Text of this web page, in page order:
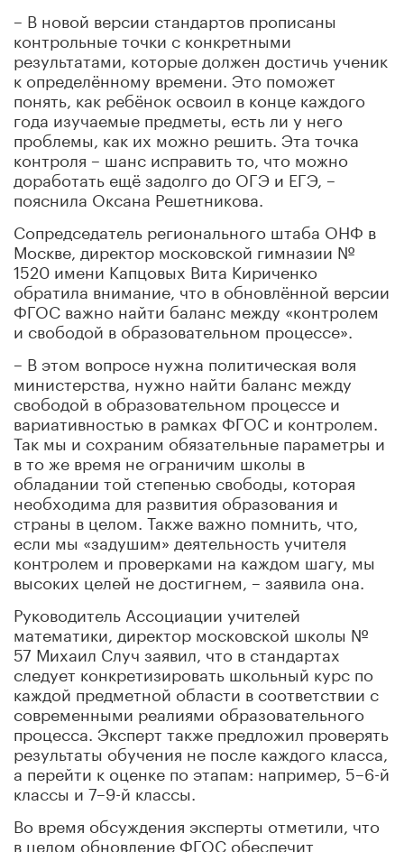
– В новой версии стандартов прописаны
контрольные точки с конкретными
результатами, которые должен достичь ученик
к определённому времени. Это поможет
понять, как ребёнок освоил в конце каждого
года изучаемые предметы, есть ли у него
проблемы, как их можно решить. Эта точка
контроля – шанс исправить то, что можно
доработать ещё задолго до ОГЭ и ЕГЭ, –
пояснила Оксана Решетникова.
Сопредседатель регионального штаба ОНФ в
Москве, директор московской гимназии №
1520 имени Капцовых Вита Кириченко
обратила внимание, что в обновлённой версии
ФГОС важно найти баланс между «контролем
и свободой в образовательном процессе».
– В этом вопросе нужна политическая воля
министерства, нужно найти баланс между
свободой в образовательном процессе и
вариативностью в рамках ФГОС и контролем.
Так мы и сохраним обязательные параметры и
в то же время не ограничим школы в
обладании той степенью свободы, которая
необходима для развития образования и
страны в целом. Также важно помнить, что,
если мы «задушим» деятельность учителя
контролем и проверками на каждом шагу, мы
высоких целей не достигнем, – заявила она.
Руководитель Ассоциации учителей
математики, директор московской школы №
57 Михаил Случ заявил, что в стандартах
следует конкретизировать школьный курс по
каждой предметной области в соответствии с
современными реалиями образовательного
процесса. Эксперт также предложил проверять
результаты обучения не после каждого класса,
а перейти к оценке по этапам: например, 5–6-й
классы и 7–9-й классы.
Во время обсуждения эксперты отметили, что
в целом обновление ФГОС обеспечит